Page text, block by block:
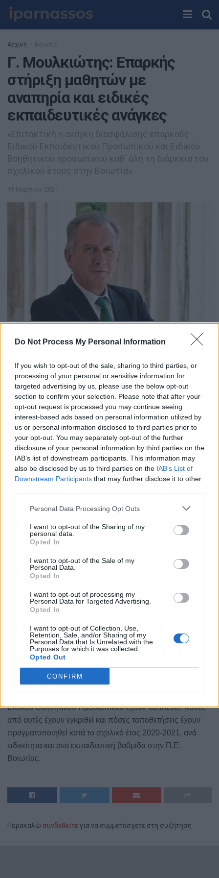
Do Not Process My Personal Information
If you wish to opt-out of the sale, sharing to third parties, or
processing of your personal or sensitive information for
targeted advertising by us, please use the below opt-out
section to confirm your selection. Please note that after your
opt-out request is processed you may continue seeing
interest-based ads based on personal information utilized by
us or personal information disclosed to third parties prior to
your opt-out. You may separately opt-out of the further
disclosure of your personal information by third parties on the
IAB’s list of downstream participants. This information may
also be disclosed by us to third parties on the IAB’s List of
Downstream Participants that may further disclose it to other
Personal Data Processing Opt Outs
I want to opt-out of the Sharing of my
personal data.
Opted In
I want to opt-out of the Sale of my
Personal Data.
Opted In
I want to opt-out of processing my
Personal Data for Targeted Advertising.
Opted In
I want to opt-out of Collection, Use,
Retention, Sale, and/or Sharing of my
Personal Data that Is Unrelated with the
Purposes for which it was collected.
Opted Out
CONFIRM
Αρχική Βοιωτία
Γ. Μουλκιώτης: Επαρκής
στήριξη μαθητών με
αναπηρία και ειδικές
εκπαιδευτικές ανάγκες
«Επιτακτική η ανάγκη διασφάλισης επαρκούς
Ειδικού Εκπαιδευτικού Προσωπικού και Ειδικού
Βοηθητικού προσωπικού καθ΄ όλη τη διάρκεια του
σχολικού έτους στην Βοιωτία»
19 Μαρτίου, 2021
SHARES
Ο
Γιώργος Μουλκιώτης, βουλευτής Βοιωτίας του
Κινήματος Αλλαγής, με κοινοβουλευτική
παρέμβαση – ερώτηση προς τους Υπουργούς
Παιδείας & Θρησκευμάτων και Υγείας, αναδεικνύει στη
Βουλή το ζήτημα της αναγκαιότητας επαρκούς στήριξης
μαθητών με αναπηρία και ειδικές εκπαιδευτικές ανάγκες,
καθώς αποτελεί προϋπόθεση για τη διασφάλιση των ίσων
ευκαιριών στα άτομα αυτά καθώς και για την ισότιμη
απόλαυση του δικαιώματος της παιδείας.
οποίες έχουν προκύψει κατά τη διάρκεια της σχολικής
χρονιάς, σε ότι αφορά τον αναγκαίο Ειδικό Εκπαιδευτικό
Προσωπικό και το Ειδικό Βοηθητικό Προσωπικό, με
βρίσκονται σε ιδιαίτερα δυσμενή και μειονεκτική θέση, με
άμεση συνέπεια στην εκπαιδευτική κάλυψη και πολλές
Κατόπιν αυτών, ζητείται από την Κυβέρνηση η άμεση
– Ειδικού Βοηθητικού Προσωπικού, ιδιαίτερα σε
Σχολικούς Νοσηλευτές, που έχουν ανακύψει κατά τη
διάρκεια του τρέχοντος σχολικού έτους.
Επιπλέον, ερωτώνται οι αρμόδιοι υπουργοί πόσες αιτήσεις
για τοποθέτηση Ειδικού Εκπαιδευτικού Προσωπικού και
Ειδικού Βοηθητικού Προσωπικού έχουν κατατεθεί, πόσες
από αυτές έχουν εγκριθεί και πόσες τοποθετήσεις έχουν
πραγματοποιηθεί κατά το σχολικό έτος 2020-2021, ανά
ειδικότητα και ανά εκπαιδευτική βαθμίδα στην Π.Ε.
Βοιωτίας.
Παρακαλώ συνδεθείτεγια να συμμετάσχετε στη συζήτηση